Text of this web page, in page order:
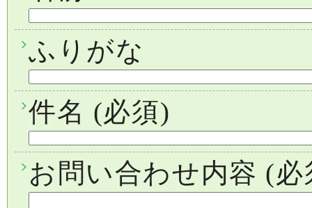
ふりがな
件名 (必須)
お問い合わせ内容 (必